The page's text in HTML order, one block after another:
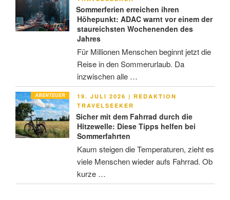
Sommerferien erreichen ihren
Höhepunkt: ADAC warnt vor einem der
staureichsten Wochenenden des
Jahres
Für Millionen Menschen beginnt jetzt die
Reise in den Sommerurlaub. Da
inzwischen alle …
ABENTEUER
VERÖFFENTLICHT
AM
19. JULI 2026 | REDAKTION
TRAVELSEEKER
Sicher mit dem Fahrrad durch die
Hitzewelle: Diese Tipps helfen bei
Sommerfahrten
Kaum steigen die Temperaturen, zieht es
viele Menschen wieder aufs Fahrrad. Ob
kurze …